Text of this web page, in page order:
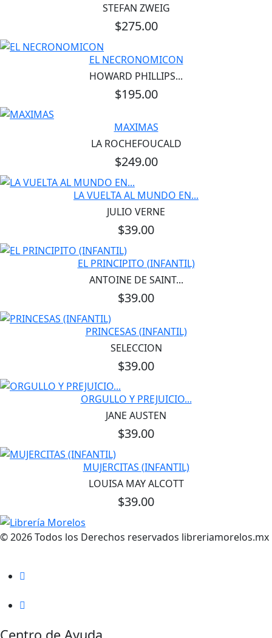
STEFAN ZWEIG
$275.00
EL NECRONOMICON
HOWARD PHILLIPS...
$195.00
MAXIMAS
LA ROCHEFOUCALD
$249.00
LA VUELTA AL MUNDO EN...
JULIO VERNE
$39.00
EL PRINCIPITO (INFANTIL)
ANTOINE DE SAINT...
$39.00
PRINCESAS (INFANTIL)
SELECCION
$39.00
ORGULLO Y PREJUICIO...
JANE AUSTEN
$39.00
MUJERCITAS (INFANTIL)
LOUISA MAY ALCOTT
$39.00
© 2026 Todos los Derechos reservados libreriamorelos.mx
Centro de Ayuda